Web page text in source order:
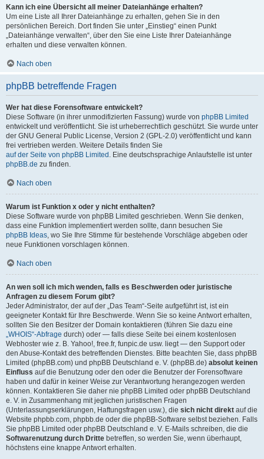
Kann ich eine Übersicht all meiner Dateianhänge erhalten?
Um eine Liste all Ihrer Dateianhänge zu erhalten, gehen Sie in den
persönlichen Bereich. Dort finden Sie unter „Einstieg“ einen Punkt
„Dateianhänge verwalten“, über den Sie eine Liste Ihrer Dateianhänge
erhalten und diese verwalten können.
Nach oben
phpBB betreffende Fragen
Wer hat diese Forensoftware entwickelt?
Diese Software (in ihrer unmodifizierten Fassung) wurde von phpBB Limited
entwickelt und veröffentlicht. Sie ist urheberrechtlich geschützt. Sie wurde unter
der GNU General Public License, Version 2 (GPL-2.0) veröffentlicht und kann
frei vertrieben werden. Weitere Details finden Sie
auf der Seite von phpBB Limited . Eine deutschsprachige Anlaufstelle ist unter
phpBB.de zu finden.
Nach oben
Warum ist Funktion x oder y nicht enthalten?
Diese Software wurde von phpBB Limited geschrieben. Wenn Sie denken,
dass eine Funktion implementiert werden sollte, dann besuchen Sie
phpBB Ideas, wo Sie Ihre Stimme für bestehende Vorschläge abgeben oder
neue Funktionen vorschlagen können.
Nach oben
An wen soll ich mich wenden, falls es Beschwerden oder juristische
Anfragen zu diesem Forum gibt?
Jeder Administrator, der auf der „Das Team“-Seite aufgeführt ist, ist ein
geeigneter Kontakt für Ihre Beschwerde. Wenn Sie so keine Antwort erhalten,
sollten Sie den Besitzer der Domain kontaktieren (führen Sie dazu eine
„WHOIS“-Abfrage durch) oder — falls diese Seite bei einem kostenlosen
Webhoster wie z. B. Yahoo!, free.fr, funpic.de usw. liegt — den Support oder
den Abuse-Kontakt des betreffenden Dienstes. Bitte beachten Sie, dass phpBB
Limited (phpBB.com) und phpBB Deutschland e. V. (phpBB.de) absolut keinen
Einfluss auf die Benutzung oder den oder die Benutzer der Forensoftware
haben und dafür in keiner Weise zur Verantwortung herangezogen werden
können. Kontaktieren Sie daher nie phpBB Limited oder phpBB Deutschland
e. V. in Zusammenhang mit jeglichen juristischen Fragen
(Unterlassungserklärungen, Haftungsfragen usw.), die sich nicht direkt auf die
Website phpbb.com, phpbb.de oder die phpBB-Software selbst beziehen. Falls
Sie phpBB Limited oder phpBB Deutschland e. V. E-Mails schreiben, die die
Softwarenutzung durch Dritte betreffen, so werden Sie, wenn überhaupt,
höchstens eine knappe Antwort erhalten.